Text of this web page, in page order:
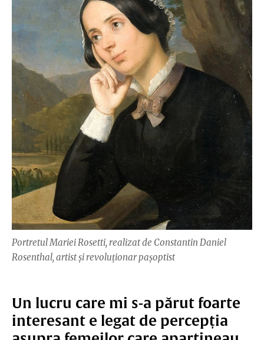
Portretul Mariei Rosetti, realizat de Constantin Daniel
Rosenthal, artist și revoluționar pașoptist
Un lucru care mi s-a părut foarte
interesant e legat de percepția